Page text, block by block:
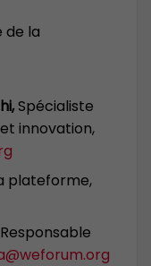
de la
Spécialiste
innovation,
plateforme,